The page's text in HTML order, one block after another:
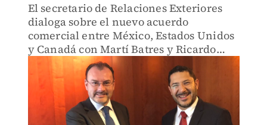
El secretario de Relaciones Exteriores
dialoga sobre el nuevo acuerdo
comercial entre México, Estados Unidos
y Canadá con Martí Batres y Ricardo
Monreal.